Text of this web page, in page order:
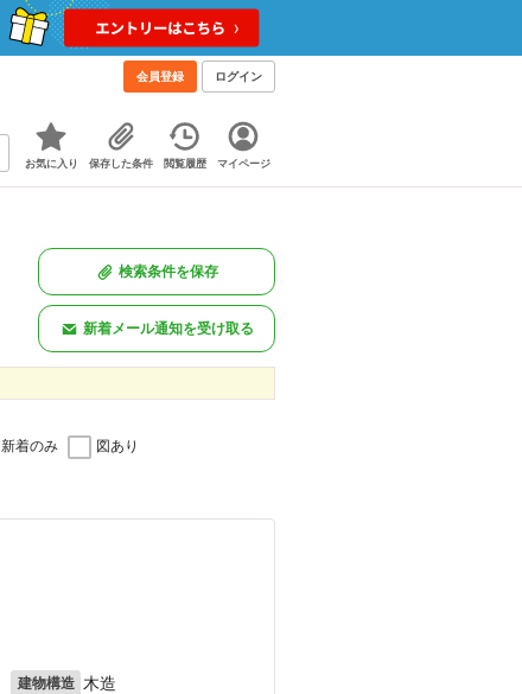
会員登録 ログイン
お気に入り 保存した条件 閲覧履歴 マイページ
検索条件を保存
新着メール通知を受け取る
新着のみ 図あり
建物構造 木造